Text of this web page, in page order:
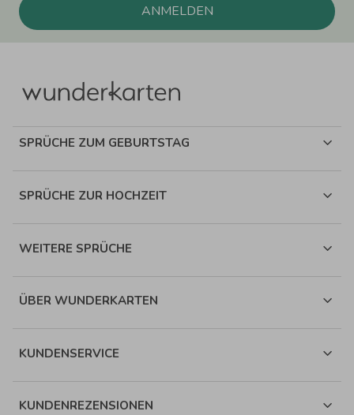
ANMELDEN
SPRÜCHE ZUM GEBURTSTAG
SPRÜCHE ZUR HOCHZEIT
WEITERE SPRÜCHE
ÜBER WUNDERKARTEN
KUNDENSERVICE
KUNDENREZENSIONEN